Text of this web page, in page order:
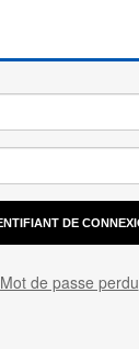
Mot de passe perdu